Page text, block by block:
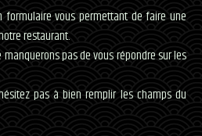
formulaire vous permettant de faire une
restaurant.
pas de vous répondre sur les
pas à bien remplir les champs du